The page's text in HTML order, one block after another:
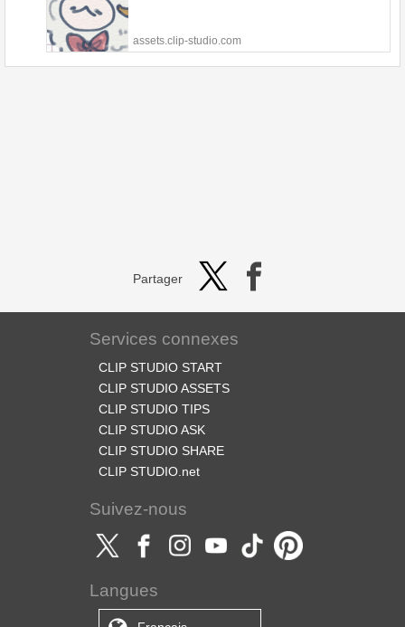
assets.clip-studio.com
Partager
Services connexes
CLIP STUDIO START
CLIP STUDIO ASSETS
CLIP STUDIO TIPS
CLIP STUDIO ASK
CLIP STUDIO SHARE
CLIP STUDIO.net
Suivez-nous
Langues